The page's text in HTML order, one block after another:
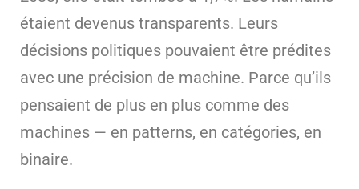
étaient devenus transparents. Leurs
décisions politiques pouvaient être prédites
avec une précision de machine. Parce qu’ils
pensaient de plus en plus comme des
machines — en patterns, en catégories, en
binaire.